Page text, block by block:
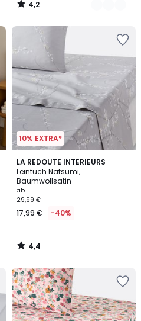
4,2
/
10% EXTRA*
LA REDOUTE INTERIEURS
Leintuch Natsumi,
Baumwollsatin
ab
29,99 €
17,99 € -40%
4,4
/ 5
4,4
/